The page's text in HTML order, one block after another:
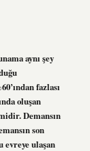
aynı şey
fazlası
oluşan
Demansın
son
evreye ulaşan